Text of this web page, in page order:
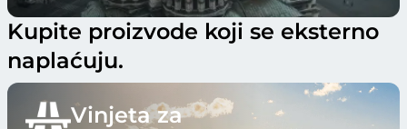
Kupite proizvode koji se eksterno
naplaćuju.
Vinjeta za